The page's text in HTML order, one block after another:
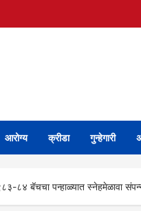
आरोग्य क्रीडा गुन्हेगारी
८४ बॅचचा पन्हाळ्यात स्नेहमेळावा